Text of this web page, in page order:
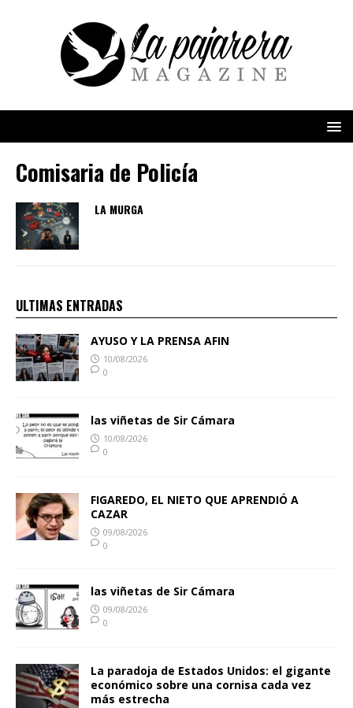
Comisaria de Policía
LA MURGA
ULTIMAS ENTRADAS
AYUSO Y LA PRENSA AFIN
10/08/2026
0
las viñetas de Sir Cámara
10/08/2026
0
FIGAREDO, EL NIETO QUE APRENDIÓ A
CAZAR
09/08/2026
0
las viñetas de Sir Cámara
09/08/2026
0
La paradoja de Estados Unidos: el gigante
económico sobre una cornisa cada vez
más estrecha